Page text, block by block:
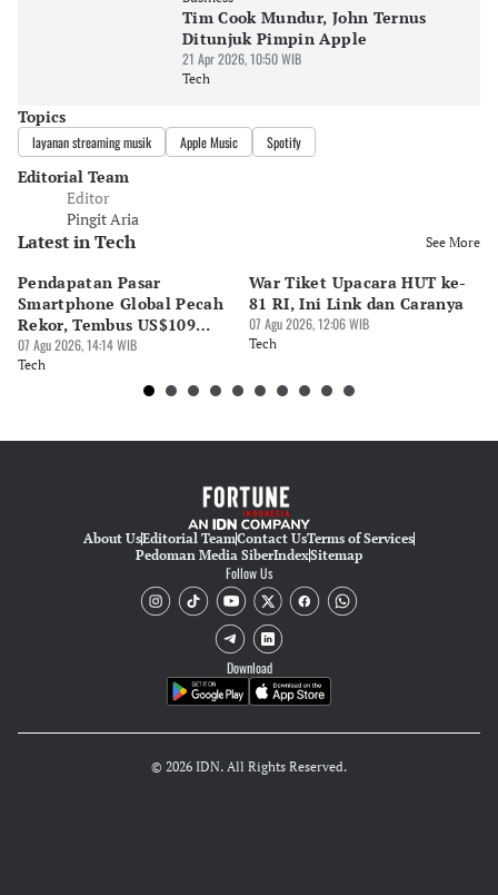
Tim Cook Mundur, John Ternus
Ditunjuk Pimpin Apple
21 Apr 2026, 10:50 WIB
Tech
Topics
layanan streaming musik Apple Music Spotify
Editorial Team
Editor
Pingit Aria
Latest in Tech See More
Pendapatan Pasar
Smartphone Global Pecah
Rekor, Tembus US$109
Miliar
07 Agu 2026, 14:14 WIB
Tech
War Tiket Upacara HUT ke-
81 RI, Ini Link dan Caranya
07 Agu 2026, 12:06 WIB
Tech
About UsEditorial TeamContact UsTerms of Services
Pedoman Media SiberIndexSitemap
Follow Us
Download
© 2026 IDN. All Rights Reserved.